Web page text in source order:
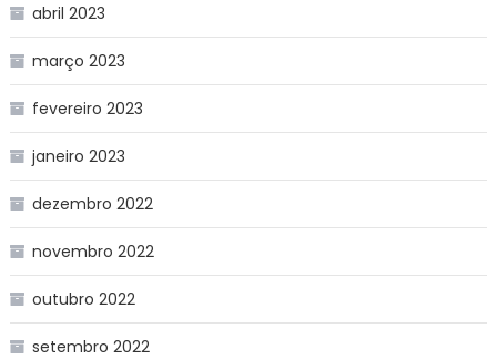
abril 2023
março 2023
fevereiro 2023
janeiro 2023
dezembro 2022
novembro 2022
outubro 2022
setembro 2022